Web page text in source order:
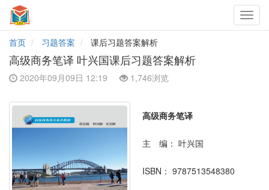
首页
习题答案 课后习题答案解析
高级商务笔译 叶兴国课后习题答案解析
2020年09月09日 12:19 1,746浏览
高级商务笔译
主 编： 叶兴国
ISBN： 9787513548380